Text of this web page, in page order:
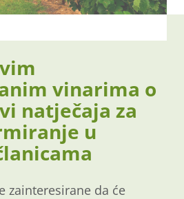
vinarima o
natječaja za
u
zainteresirane da će